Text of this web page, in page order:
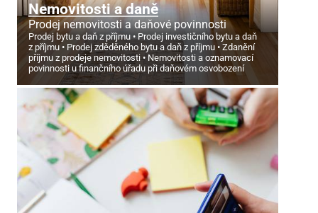
Nemovitosti a daně
Prodej nemovitosti a daňové povinnosti
Prodej bytu a daň z příjmu
Prodej investičního bytu a daň
z příjmu
Prodej zděděného bytu a daň z příjmu
Zdanění
příjmu z prodeje nemovitosti
Nemovitosti a oznamovací
povinnosti u finančního úřadu při daňovém osvobození